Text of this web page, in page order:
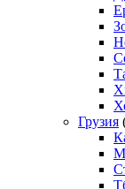
Грузия